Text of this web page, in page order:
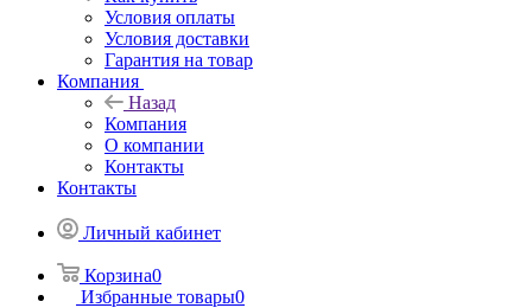
Условия оплаты
Условия доставки
Гарантия на товар
Компания
Назад
Компания
О компании
Контакты
Контакты
Личный кабинет
Корзина0
Избранные товары0